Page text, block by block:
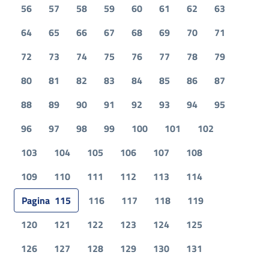
56
57 58 59 60 61 62
63
64
65 66 67 68 69 70
71
72
73 74 75 76 77 78
79
80
81 82 83 84 85 86
87
88
89 90 91 92 93 94
95
96
97 98 99 100 101
102
103
104 105 106 107
108
109
110 111 112 113
114
Pagina 115 116 117 118
119
120
121 122 123 124
125
126
127 128 129 130
131